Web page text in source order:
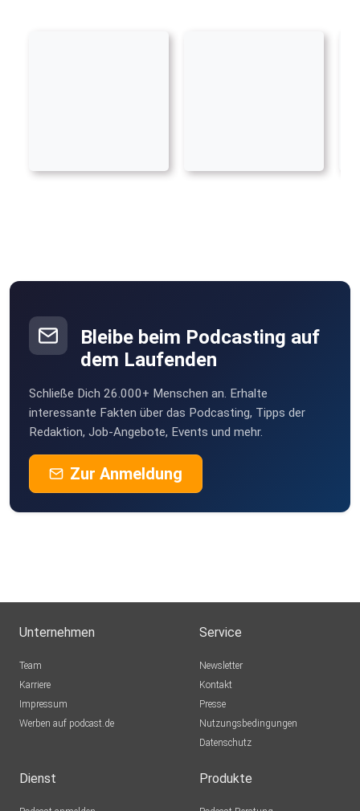
Bleibe beim Podcasting auf
dem Laufenden
Schließe Dich 26.000+ Menschen an. Erhalte
interessante Fakten über das Podcasting, Tipps der
Redaktion, Job-Angebote, Events und mehr.
Zur Anmeldung
Unternehmen
Team
Karriere
Impressum
Werben auf podcast.de
Service
Newsletter
Kontakt
Presse
Nutzungsbedingungen
Datenschutz
Dienst Produkte